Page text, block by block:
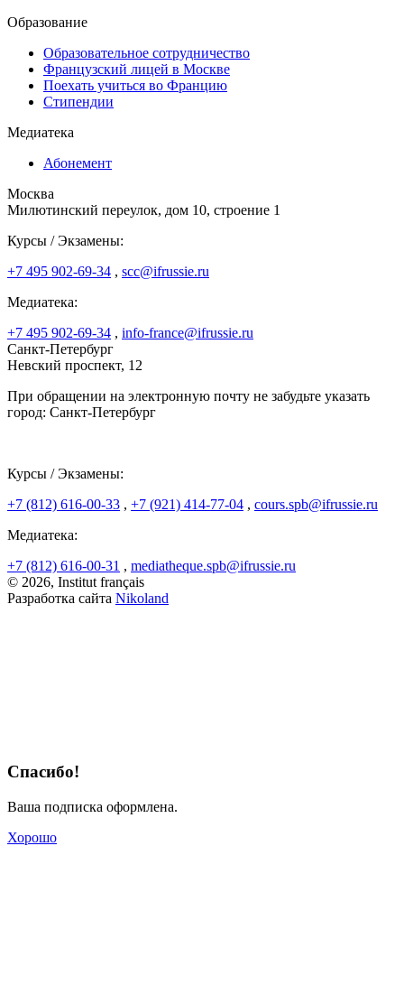
Образование
Образовательное сотрудничество
Французский лицей в Москве
Поехать учиться во Францию
Стипендии
Медиатека
Абонемент
Москва
Милютинский переулок, дом 10, строение 1
Курсы / Экзамены:
+7 495 902-69-34 , scc@ifrussie.ru
Медиатека:
+7 495 902-69-34 , info-france@ifrussie.ru
Санкт-Петербург
Невский проспект, 12
При обращении на электронную почту не забудьте указать
город: Санкт-Петербург
Курсы / Экзамены:
+7 (812) 616-00-33 , +7 (921) 414-77-04 , cours.spb@ifrussie.ru
Медиатека:
+7 (812) 616-00-31 , mediatheque.spb@ifrussie.ru
© 2026, Institut français
Разработка сайта Nikoland
Спасибо!
Ваша подписка оформлена.
Хорошо